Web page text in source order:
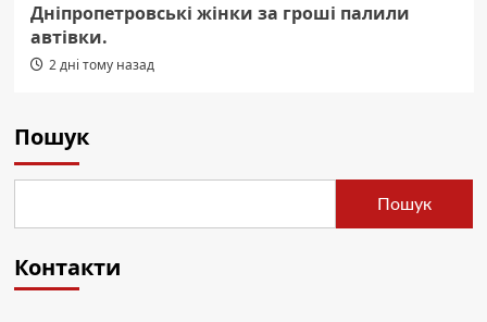
Дніпропетровські жінки за гроші палили
автівки.
2 дні тому назад
Пошук
Пошук
Контакти